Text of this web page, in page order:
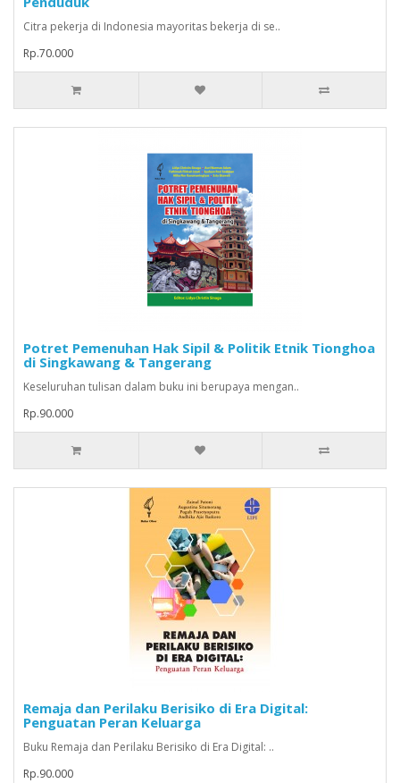
Citra pekerja di Indonesia mayoritas bekerja di se..
Rp.70.000
Potret Pemenuhan Hak Sipil & Politik Etnik Tionghoa
di Singkawang & Tangerang
Keseluruhan tulisan dalam buku ini berupaya mengan..
Rp.90.000
Remaja dan Perilaku Berisiko di Era Digital:
Penguatan Peran Keluarga
Buku Remaja dan Perilaku Berisiko di Era Digital: ..
Rp.90.000